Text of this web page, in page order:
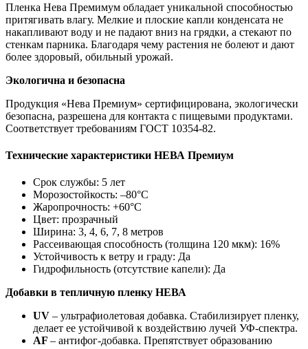
Пленка Нева Премимум обладает уникальной способностью
притягивать влагу. Мелкие и плоские капли конденсата не
накапливают воду и не падают вниз на грядки, а стекают по
стенкам парника. Благодаря чему растения не болеют и дают
более здоровый, обильный урожай.
Экологична и безопасна
Продукция «Нева Премиум» сертифицирована, экологически
безопасна, разрешена для контакта с пищевыми продуктами.
Соответствует требованиям ГОСТ 10354-82.
Технические характеристики НЕВА Премиум
Срок службы: 5 лет
Морозостойкость: –80°С
Жаропрочность: +60°С
Цвет: прозрачный
Ширина: 3, 4, 6, 7, 8 метров
Рассеивающая способность (толщина 120 мкм): 16%
Устойчивость к ветру и граду: Да
Гидрофильность (отсутствие капели): Да
Добавки в тепличную пленку НЕВА
UV – ультрафиолетовая добавка. Стабилизирует пленку,
делает ее устойчивой к воздействию лучей УФ-спектра.
AF – антифог-добавка. Препятствует образованию